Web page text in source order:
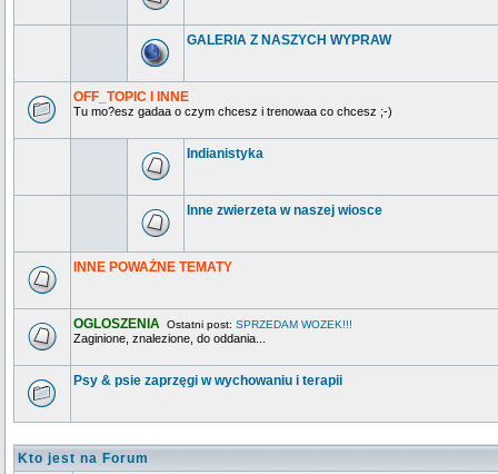
GALERIA Z NASZYCH WYPRAW
OFF_TOPIC I INNE
Tu mo?esz gadaa o czym chcesz i trenowaa co chcesz ;-)
Indianistyka
Inne zwierzeta w naszej wiosce
INNE POWAŻNE TEMATY
OGLOSZENIA Ostatni post: SPRZEDAM WOZEK!!!
Zaginione, znalezione, do oddania...
Psy & psie zaprzęgi w wychowaniu i terapii
Kto jest na Forum